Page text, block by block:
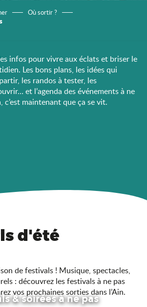
Où sortir ?
infos pour vivre aux éclats et briser le
Les bons plans, les idées qui
les randos à tester, les
et l’agenda des événements à ne
c’est maintenant que ça se vit.
d'été
de festivals ! Musique, spectacles,
: découvrez les festivals à ne pas
vos prochaines sorties dans l’Ain.
& soirées à ne pas